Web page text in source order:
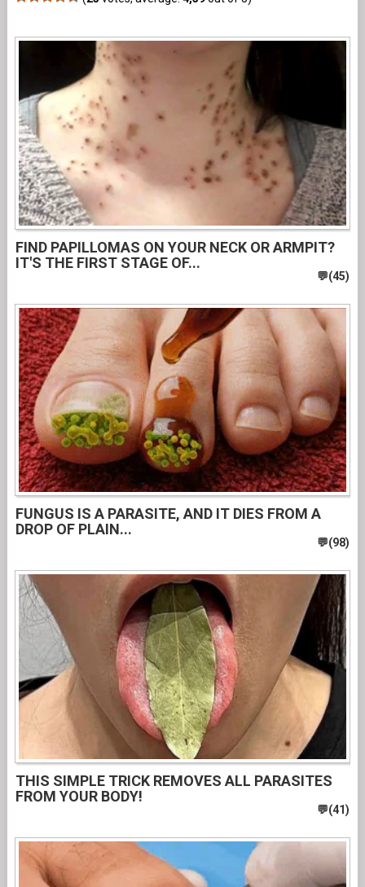
FIND PAPILLOMAS ON YOUR NECK OR ARMPIT?
IT'S THE FIRST STAGE OF...
FUNGUS IS A PARASITE, AND IT DIES FROM A
DROP OF PLAIN...
THIS SIMPLE TRICK REMOVES ALL PARASITES
FROM YOUR BODY!